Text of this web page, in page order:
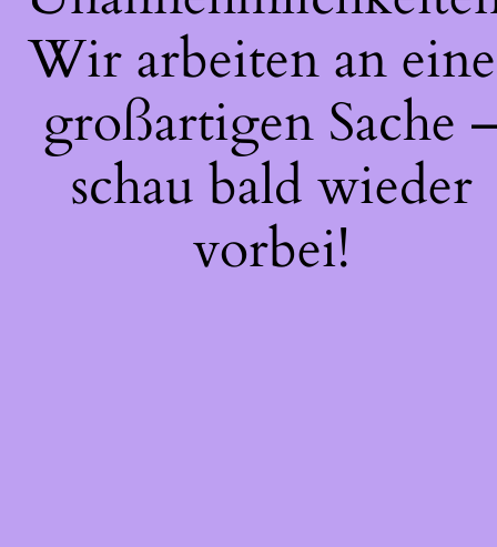
Wir arbeiten an
großartigen Sache
schau bald wieder
vorbei!